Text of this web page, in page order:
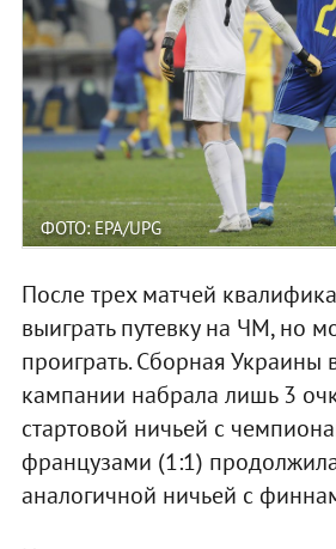
ФОТО: EPA/UPG
После трех матчей
выиграть путевку на ЧМ, но
проиграть. Сборная Украины
кампании набрала лишь 3
стартовой ничьей с
французами (1:1)
аналогичной ничьей с